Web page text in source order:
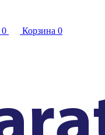
0 Корзина 0